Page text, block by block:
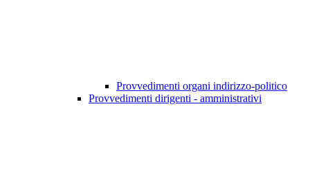
Provvedimenti organi indirizzo-politico
Provvedimenti dirigenti - amministrativi